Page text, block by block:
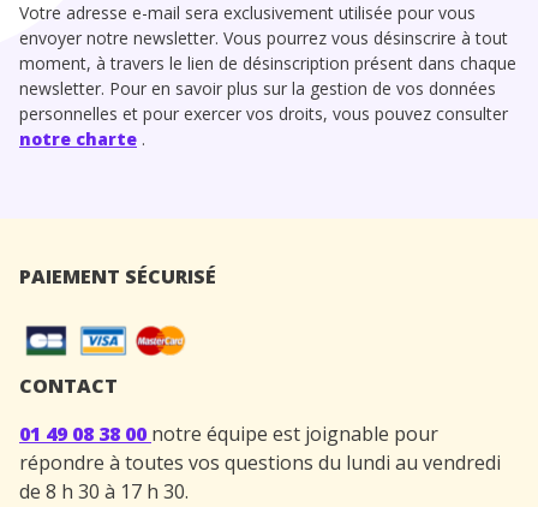
Votre adresse e-mail sera exclusivement utilisée pour vous
envoyer notre newsletter. Vous pourrez vous désinscrire à tout
moment, à travers le lien de désinscription présent dans chaque
newsletter. Pour en savoir plus sur la gestion de vos données
personnelles et pour exercer vos droits, vous pouvez consulter
notre charte .
PAIEMENT SÉCURISÉ
CONTACT
01 49 08 38 00 notre équipe est joignable pour
répondre à toutes vos questions du lundi au vendredi
de 8 h 30 à 17 h 30.